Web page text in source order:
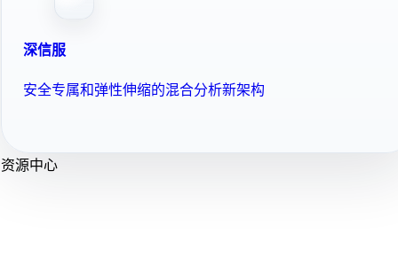
深信服
安全专属和弹性伸缩的混合分析新架构
资源中心